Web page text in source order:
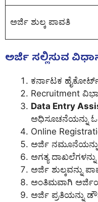
ಅರ್ಜಿ ಶುಲ್ಕ ಪಾವತಿ
ಅರ್ಜಿ ಸಲ್ಲಿಸುವ
ಕರ್ನಾಟಕ
Recruitment
Data Entry
ಅಧಿಸೂಚನೆಯನ್ನು
Online
ಅರ್ಜಿ
ಅಗತ್ಯ
ಅರ್ಜಿ ಶುಲ್ಕವನ್ನು
ಅಂತಿಮವಾಗಿ
ಅರ್ಜಿ ಪ್ರತಿಯನ್ನು